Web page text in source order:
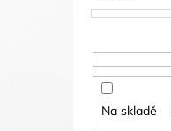
Na skladě